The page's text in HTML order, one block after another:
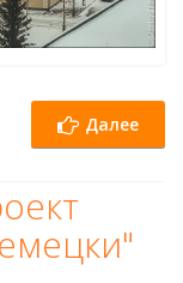
Далее